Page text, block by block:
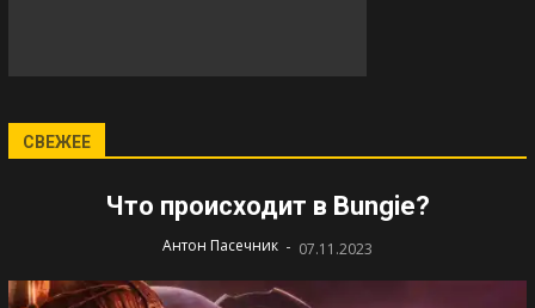
СВЕЖЕЕ
Что происходит в Bungie?
Антон Пасечник - 07.11.2023